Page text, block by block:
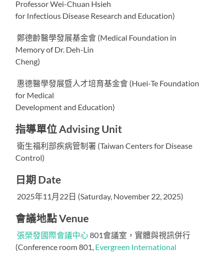
Professor Wei-Chuan Hsieh
for Infectious Disease Research and Education)
鄭德齡醫學發展基金會 (Medical Foundation in
Memory of Dr. Deh-Lin
Cheng)
惠德醫學發展暨人才培育基金會 (Huei-Te Foundation
for Medical
Development and Education)
指導單位 Advising Unit
衛生福利部疾病管制署 (Taiwan Centers for Disease
Control)
日期 Date
2025年11月22日 (Saturday, November 22, 2025)
會議地點 Venue
張榮發國際會議中心801會議室，實體與視訊併行
(Conference room 801, Evergreen International